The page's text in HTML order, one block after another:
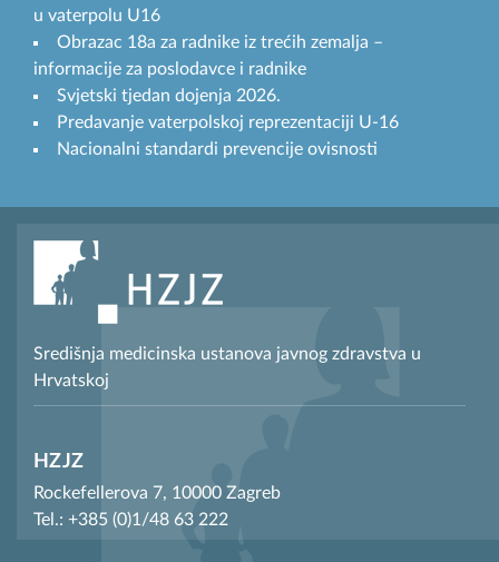
u vaterpolu U16
Obrazac 18a za radnike iz trećih zemalja –
informacije za poslodavce i radnike
Svjetski tjedan dojenja 2026.
Predavanje vaterpolskoj reprezentaciji U-16
Nacionalni standardi prevencije ovisnosti
Središnja medicinska ustanova javnog zdravstva u
Hrvatskoj
HZJZ
Rockefellerova 7, 10000 Zagreb
Tel.: +385 (0)1/48 63 222